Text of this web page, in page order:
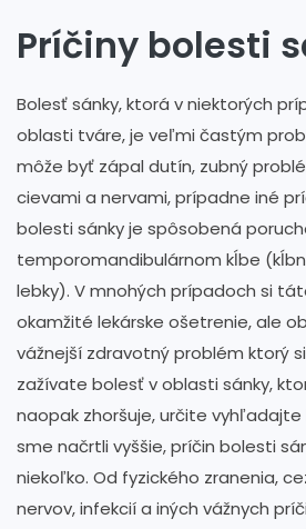
Príčiny bolesti
Bolesť sánky, ktorá v niektorých
oblasti tváre, je veľmi častým
môže byť zápal dutín, zubný
cievami a nervami, prípadne iné
bolesti sánky je spôsobená
temporomandibulárnom kĺbe
lebky). V mnohých prípadoch si
okamžité lekárske ošetrenie, ale
vážnejší zdravotný problém ktorý
zažívate bolesť v oblasti sánky,
naopak zhoršuje, určite
sme načrtli vyššie, príčin bolesti
niekoľko. Od fyzického zranenia,
nervov, infekcií a iných vážnych